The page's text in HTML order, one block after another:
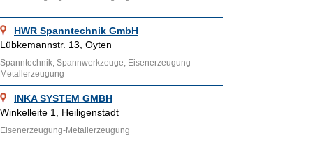
HWR Spanntechnik GmbH
Lübkemannstr. 13, Oyten
Spanntechnik, Spannwerkzeuge, Eisenerzeugung-
Metallerzeugung
INKA SYSTEM GMBH
Winkelleite 1, Heiligenstadt
Eisenerzeugung-Metallerzeugung